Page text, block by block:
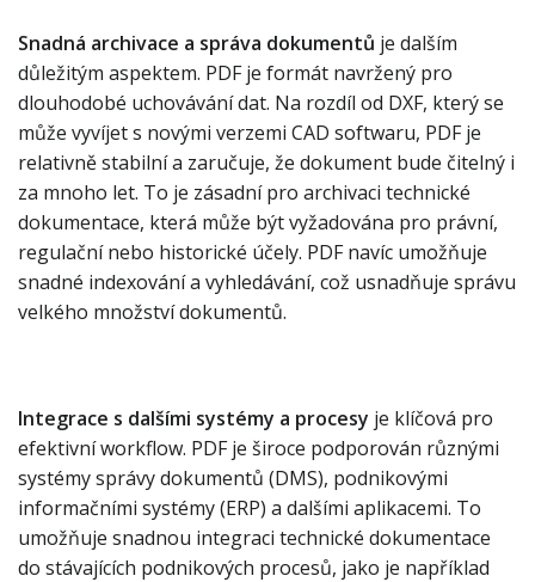
Snadná archivace a správa dokumentů je dalším
důležitým aspektem. PDF je formát navržený pro
dlouhodobé uchovávání dat. Na rozdíl od DXF, který se
může vyvíjet s novými verzemi CAD softwaru, PDF je
relativně stabilní a zaručuje, že dokument bude čitelný i
za mnoho let. To je zásadní pro archivaci technické
dokumentace, která může být vyžadována pro právní,
regulační nebo historické účely. PDF navíc umožňuje
snadné indexování a vyhledávání, což usnadňuje správu
velkého množství dokumentů.
Integrace s dalšími systémy a procesy je klíčová pro
efektivní workflow. PDF je široce podporován různými
systémy správy dokumentů (DMS), podnikovými
informačními systémy (ERP) a dalšími aplikacemi. To
umožňuje snadnou integraci technické dokumentace
do stávajících podnikových procesů, jako je například